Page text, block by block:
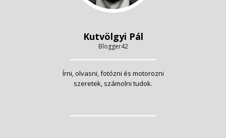
Kutvölgyi Pál
Blogger42
Írni, olvasni, fotózni és motorozni
szeretek, számolni tudok.